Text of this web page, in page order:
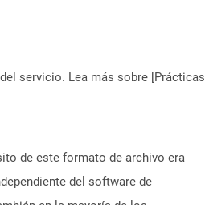
servicio. Lea más sobre [Prácticas
de este formato de archivo era
del software de